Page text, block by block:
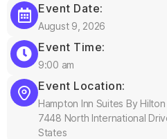
Event Date:
August 9, 2026
Event Time:
9:00 am
Event Location:
Hampton Inn Suites By
7448 North International
States